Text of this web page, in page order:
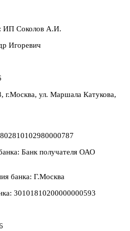
ИП Соколов А.И.
Игоревич
г.Москва, ул. Маршала Катукова,
Банк получателя ОАО
банка: Г.Москва
30101810200000000593